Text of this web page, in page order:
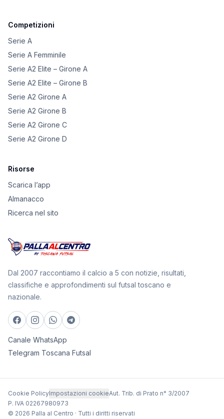
Competizioni
Serie A
Serie A Femminile
Serie A2 Elite – Girone A
Serie A2 Elite – Girone B
Serie A2 Girone A
Serie A2 Girone B
Serie A2 Girone C
Serie A2 Girone D
Risorse
Scarica l’app
Almanacco
Ricerca nel sito
Dal 2007 raccontiamo il calcio a 5 con notizie, risultati,
classifiche e approfondimenti sul futsal toscano e
nazionale.
Canale WhatsApp
Telegram Toscana Futsal
Cookie PolicyImpostazioni cookieAut. Trib. di Prato n° 3/2007
P. IVA 02267980973
© 2026 Palla al Centro · Tutti i diritti riservati